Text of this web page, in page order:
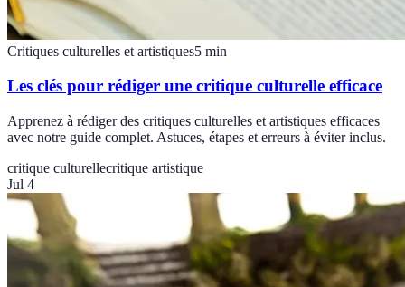
Critiques culturelles et artistiques5 min
Les clés pour rédiger une critique culturelle efficace
Apprenez à rédiger des critiques culturelles et artistiques efficaces
avec notre guide complet. Astuces, étapes et erreurs à éviter inclus.
critique culturellecritique artistique
Jul 4